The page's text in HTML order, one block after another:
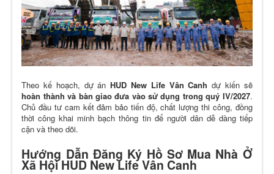
Theo kế hoạch, dự ánHUD New Life Vân Canh dự kiến sẽ
hoàn thành và bàn giao đưa vào sử dụng trong quý IV/2027.
Chủ đầu tư cam kết đảm bảo tiến độ, chất lượng thi công, đồng
thời công khai minh bạch thông tin để người dân dễ dàng tiếp
cận và theo dõi.
Hướng Dẫn Đăng Ký Hồ Sơ Mua Nhà Ở
Xã Hội HUD New Life Vân Canh